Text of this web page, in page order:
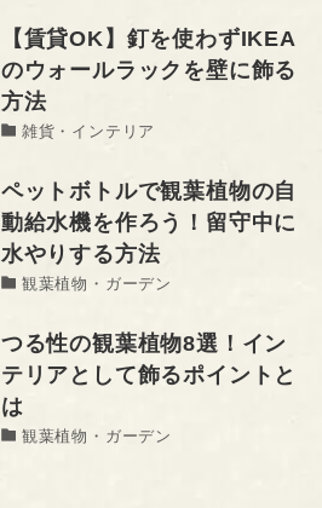
【賃貸OK】釘を使わずIKEA
のウォールラックを壁に飾る
方法
雑貨・インテリア
ペットボトルで観葉植物の自
動給水機を作ろう！留守中に
水やりする方法
観葉植物・ガーデン
つる性の観葉植物8選！イン
テリアとして飾るポイントと
は
観葉植物・ガーデン